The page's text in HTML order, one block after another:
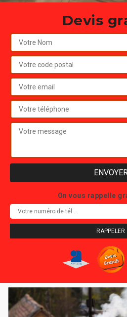
Devis
On vous rappelle